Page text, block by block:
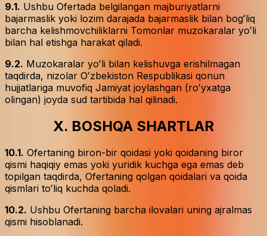
9.1. Ushbu Ofertada belgilangan majburiyatlarni
bajarmaslik yoki lozim darajada bajarmaslik bilan bogʻliq
barcha kelishmovchiliklarni Tomonlar muzokaralar yoʻli
bilan hal etishga harakat qiladi.
9.2. Muzokaralar yoʻli bilan kelishuvga erishilmagan
taqdirda, nizolar Oʻzbekiston Respublikasi qonun
hujjatlariga muvofiq Jamiyat joylashgan (roʻyxatga
olingan) joyda sud tartibida hal qilinadi.
X. BOSHQA SHARTLAR
10.1. Ofertaning biron-bir qoidasi yoki qoidaning biror
qismi haqiqiy emas yoki yuridik kuchga ega emas deb
topilgan taqdirda, Ofertaning qolgan qoidalari va qoida
qismlari toʻliq kuchda qoladi.
10.2. Ushbu Ofertaning barcha ilovalari uning ajralmas
qismi hisoblanadi.